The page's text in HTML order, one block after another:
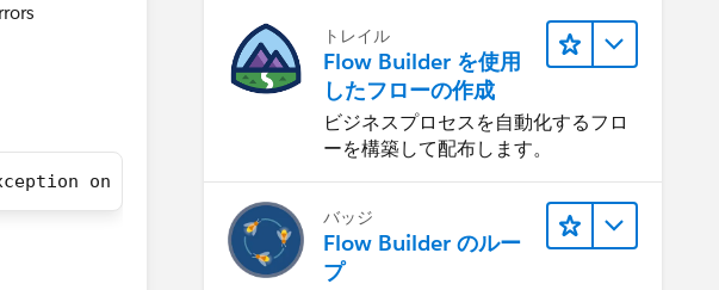
on row 0; first error:
トレイル
Flow Builder を使用
したフローの作成
ビジネスプロセスを自動化するフロ
ーを構築して配布します。
バッジ
Flow Builder のルー
プ